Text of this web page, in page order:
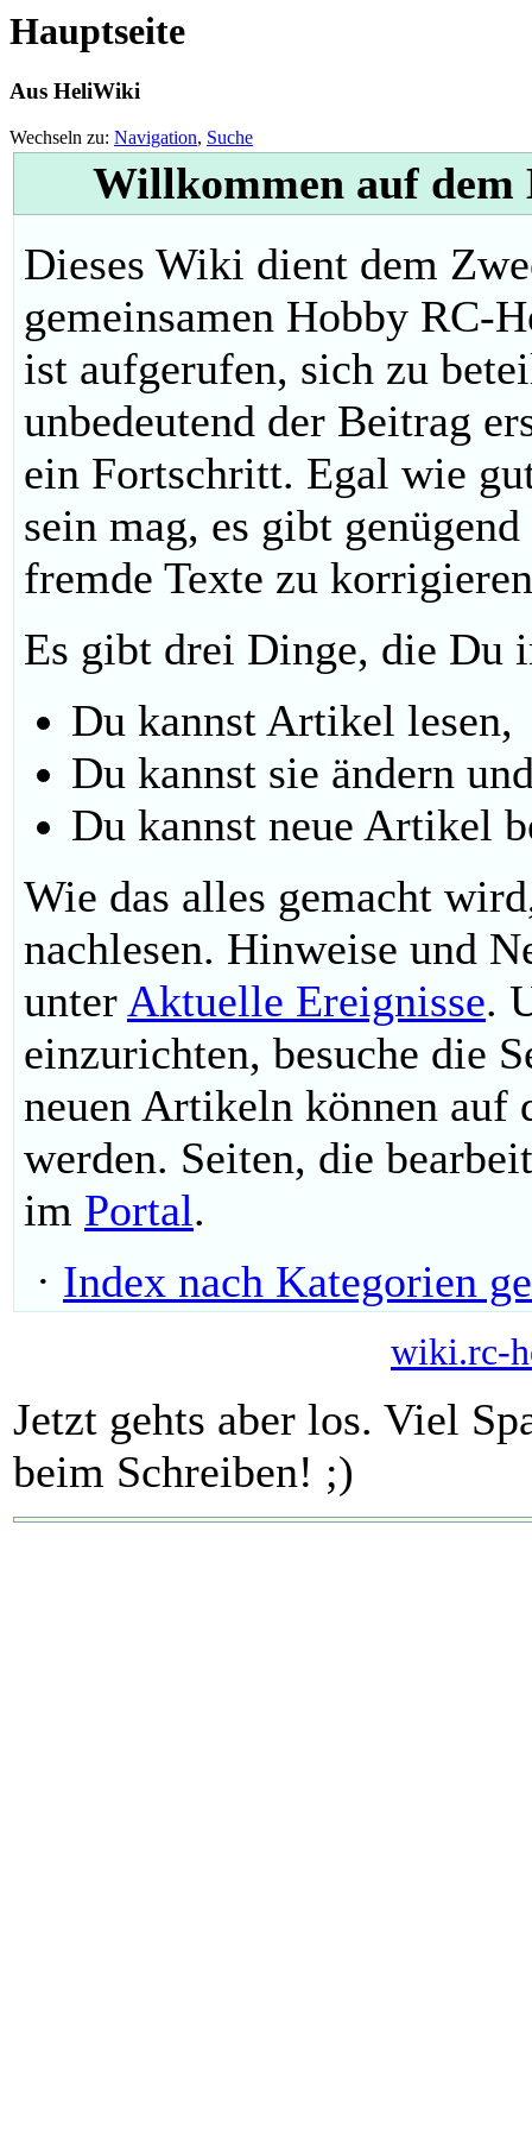
Hauptseite
Aus HeliWiki
Wechseln zu: Navigation, Suche
Willkommen auf
Dieses Wiki dient dem
gemeinsamen Hobby RC-
ist aufgerufen, sich zu
unbedeutend der Beitrag
ein Fortschritt. Egal wie
sein mag, es gibt
fremde Texte zu
Es gibt drei Dinge, die Du
Du kannst Artikel lesen,
Du kannst sie ändern
Du kannst neue Artikel
Wie das alles gemacht
nachlesen. Hinweise und
unter Aktuelle Ereignisse.
einzurichten, besuche die
neuen Artikeln können auf
werden. Seiten, die
im Portal.
· Index nach Kategorien
wiki.rc-
Jetzt gehts aber los. Viel
beim Schreiben! ;)